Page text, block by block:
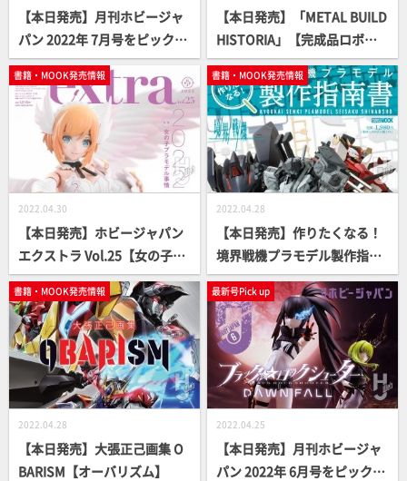
【本日発売】月刊ホビージャ
パン 2022年 7月号をピックア
ップ！
【本日発売】「METAL BUILD
HISTORIA」【完成品ロボッ
トトイ】
書籍・MOOK発売情報
2022.04.30
【本日発売】ホビージャパン
エクストラ Vol.25【女の子プ
ラモ】
書籍・MOOK発売情報
2022.04.28
【本日発売】作りたくなる！
境界戦機プラモデル製作指南
書【模型オリジナル作例製作
法】
書籍・MOOK発売情報
2022.04.28
【本日発売】大張正己画集 O
BARISM【オーバリズム】
最新号Pick up
2022.04.25
【本日発売】月刊ホビージャ
パン 2022年 6月号をピックア